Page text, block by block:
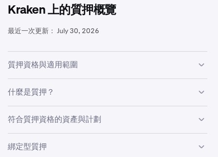
Kraken 上的質押概覽
最近一次更新： July 30, 2026
質押資格與適用範圍
如需在 Kraken 上參與
除我們服務條款
1.在你的裝置上下載並安裝 2FA 應用程式。您須擁有已完成
什麼是質押？
透過一般名為「質押」的流程，質押會利用區塊鏈
協議來生成獎勵。
Kraken 的鏈上質押效益，對比在其他平台上質押：
符合質押資格的資產與計劃
綁定型質押